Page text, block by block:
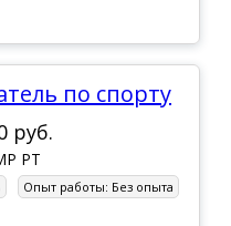
по спорту
руб.
РТ
Опыт работы: Без опыта